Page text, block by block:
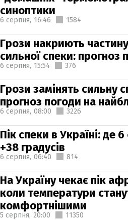
синоптики
6 серпня, 16:46 1584
Грози накриють
сильної спеки: прогноз
6 серпня, 15:54 376
Грози замінять сильну
прогноз погоди на
6 серпня, 08:00 3226
Пік спеки в Україні: де
+38 градусів
6 серпня, 06:40 814
На Україну чекає пік
коли температури
комфортнішими
5 серпня, 20:00 11350